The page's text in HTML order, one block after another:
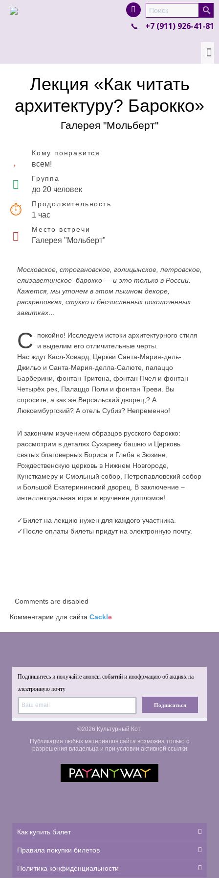
product in a size size .
colour items.
+7 (911) 926-41-81
Лекция «Как читать
архитектуру? Барокко»
Галерея "Мольберт"
Кому понравится
всем!
Группа
до 20 человек
Продолжительность
1 час
Место встречи
Галерея "Мольберт"
Московское, строгановское, голицынское, петровское,
елизаветинское барокко — и это только в России.
Кажется, мы утонем в этом пышном декоре,
раскреповках, стукко и бесчисленных позолоченных
завитках…
С
покойно! Исследуем истоки архитектурного стиля
и выделим его отличительные черты.
Нас ждут Касл-Ховард, Церкви Санта-Мария-дель-
Джильо и Санта-Мария-делла-Салюте, палаццо
Барберини, фонтан Тритона, фонтан Пчел и фонтан
Четырёх рек, Палаццо Поли и фонтан Треви. Вы
спросите, а как же Версальский дворец,? А
Люксембургский? А отель Субиз? Непременно!
И закончим изучением образцов русского барокко:
рассмотрим в деталях Сухареву башню и Церковь
святых благоверных Бориса и Глеба в Зюзине,
Рождественскую церковь в Нижнем Новгороде,
Кунсткамеру и Смольный собор, Петропавловский собор
и Большой Екатерининский дворец. В заключение –
интеллектуальная игра и вручение дипломов!
✓Билет на лекцию нужен для каждого участника.
✓После оплаты билеты придут на электронную почту.
Comments are disabled
Комментарии для сайта Cackle
Подпишитесь и получайте анонсы событий и инофрмацию об акциях на
электронную почту
Подписаться
©2026 Культурный Кот.
Публикация любых материалов сайта возможна только с
разрешения владельца и при условии активной ссылки
Как купить билет
Правила покупки билетов
Политика конфиденциальности